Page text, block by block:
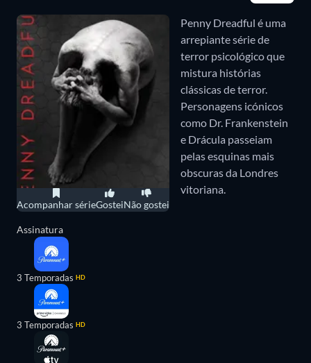
Acompanhar sérieGosteiNão gostei
Penny Dreadful é uma
arrepiante série de
terror psicológico que
mistura histórias
clássicas de terror.
Personagens icónicos
como Dr. Frankenstein
e Drácula passeiam
pelas esquinas mais
obscuras da Londres
vitoriana.
Assinatura
3 Temporadas HD
3 Temporadas HD